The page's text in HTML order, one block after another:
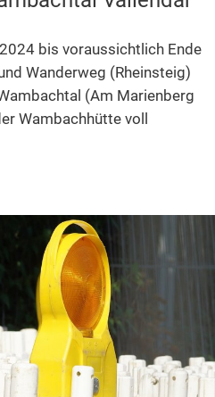
Steuern, Gebühren, Beiträge
Schiedsamt
Wirtschaft und Tourismus
Kita-Sozialarbeit
bis voraussichtlich Ende
Wanderweg (Rheinsteig)
(Am Marienberg
Wambachhütte voll